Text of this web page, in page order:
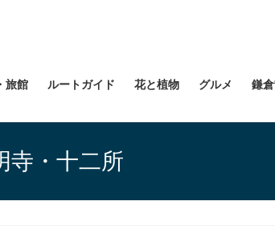
旅館 ルートガイド 花と植物 グルメ 鎌
寺・十二所